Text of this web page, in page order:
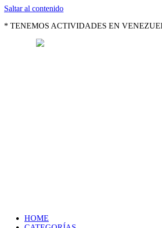
Saltar al contenido
* TENEMOS ACTIVIDADES EN
HOME